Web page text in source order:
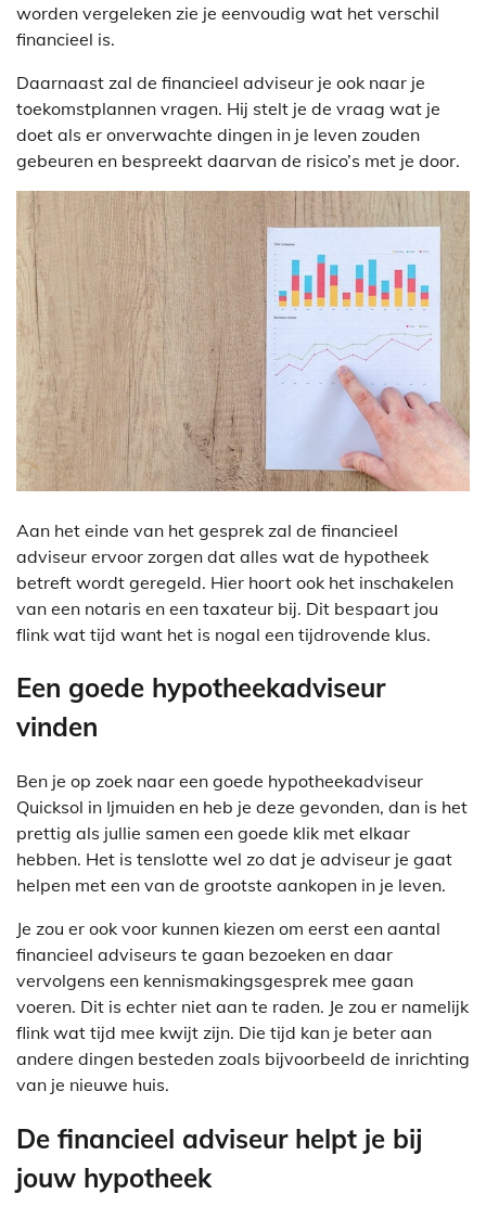
worden vergeleken zie je eenvoudig wat het verschil
financieel is.
Daarnaast zal de financieel adviseur je ook naar je
toekomstplannen vragen. Hij stelt je de vraag wat je
doet als er onverwachte dingen in je leven zouden
gebeuren en bespreekt daarvan de risico’s met je door.
Aan het einde van het gesprek zal de financieel
adviseur ervoor zorgen dat alles wat de hypotheek
betreft wordt geregeld. Hier hoort ook het inschakelen
van een notaris en een taxateur bij. Dit bespaart jou
flink wat tijd want het is nogal een tijdrovende klus.
Een goede hypotheekadviseur
vinden
Ben je op zoek naar een goede hypotheekadviseur
Quicksol in Ijmuiden en heb je deze gevonden, dan is het
prettig als jullie samen een goede klik met elkaar
hebben. Het is tenslotte wel zo dat je adviseur je gaat
helpen met een van de grootste aankopen in je leven.
Je zou er ook voor kunnen kiezen om eerst een aantal
financieel adviseurs te gaan bezoeken en daar
vervolgens een kennismakingsgesprek mee gaan
voeren. Dit is echter niet aan te raden. Je zou er namelijk
flink wat tijd mee kwijt zijn. Die tijd kan je beter aan
andere dingen besteden zoals bijvoorbeeld de inrichting
van je nieuwe huis.
De financieel adviseur helpt je bij
jouw hypotheek